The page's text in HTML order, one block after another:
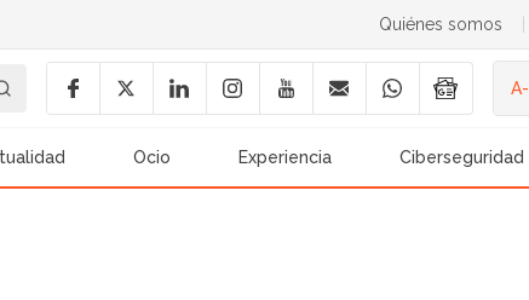
Quiénes somos
A-
Ocio Experiencia Ciberseguridad